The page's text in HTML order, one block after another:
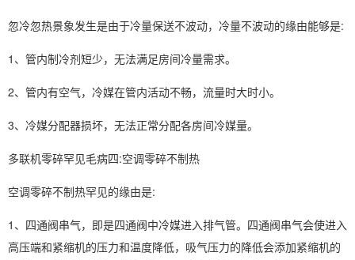
忽冷忽热景象发生是由于冷量保送不波动，冷量不波动的缘由能够是:
1、管内制冷剂短少，无法满足房间冷量需求。
2、管内有空气，冷媒在管内活动不畅，流量时大时小。
3、冷媒分配器损坏，无法正常分配各房间冷媒量。
多联机零碎罕见毛病四:空调零碎不制热
空调零碎不制热罕见的缘由是:
1、四通阀串气，即是四通阀中冷媒进入排气管。四通阀串气会使进入
高压端和紧缩机的压力和温度降低，吸气压力的降低会添加紧缩机的